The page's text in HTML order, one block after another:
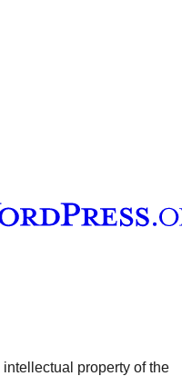
property of the